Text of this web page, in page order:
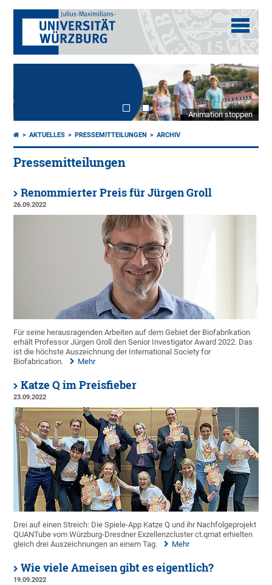
Animation stoppen
AKTUELLES PRESSEMITTEILUNGEN ARCHIV
Pressemitteilungen
Renommierter Preis für Jürgen Groll
26.09.2022
Für seine herausragenden Arbeiten auf dem Gebiet der Biofabrikation
erhält Professor Jürgen Groll den Senior Investigator Award 2022. Das
ist die höchste Auszeichnung der International Society for
Biofabrication.
Mehr
Katze Q im Preisfieber
23.09.2022
Drei auf einen Streich: Die Spiele-App Katze Q und ihr Nachfolgeprojekt
QUANTube vom Würzburg-Dresdner Exzellenzcluster ct.qmat erhielten
gleich drei Auszeichnungen an einem Tag.
Mehr
Wie viele Ameisen gibt es eigentlich?
19.09.2022